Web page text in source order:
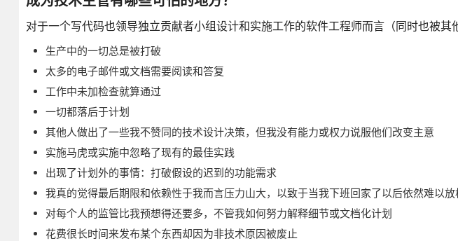
对于一个写代码也领导独立贡献者小组设计和实施工作的软件工程师而言（同时也被其
生产中的一切总是被打破
太多的电子邮件或文档需要阅读和答复
工作中未加检查就算通过
一切都落后于计划
其他人做出了一些我不赞同的技术设计决策，但我没有能力或权力说服他们改变主意
实施马虎或实施中忽略了现有的最佳实践
出现了计划外的事情：打破假设的迟到的功能需求
我真的觉得最后期限和依赖性于我而言压力山大，以致于当我下班回家了以后依然难以放
对每个人的监管比我预想得还要多，不管我如何努力解释细节或文档化计划
花费很长时间来发布某个东西却因为非技术原因被废止